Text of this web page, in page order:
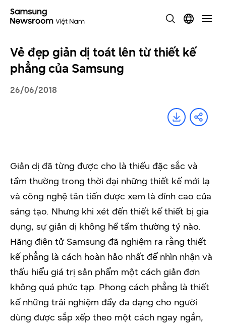
Vẻ đẹp giản dị toát lên từ thiết kế
phẳng của Samsung
26/06/2018
Giản dị đã từng được cho là thiếu đặc sắc và
tầm thường trong thời đại những thiết kế mới lạ
và công nghệ tân tiến được xem là đỉnh cao của
sáng tạo. Nhưng khi xét đến thiết kế thiết bị gia
dụng, sự giản dị không hề tầm thường tý nào.
Hãng điện tử Samsung đã nghiệm ra rằng thiết
kế phẳng là cách hoàn hảo nhất để nhìn nhận và
thấu hiểu giá trị sản phẩm một cách giản đơn
không quá phức tạp. Phong cách phẳng là thiết
kế những trải nghiệm đầy đa dạng cho người
dùng được sắp xếp theo một cách ngay ngắn,